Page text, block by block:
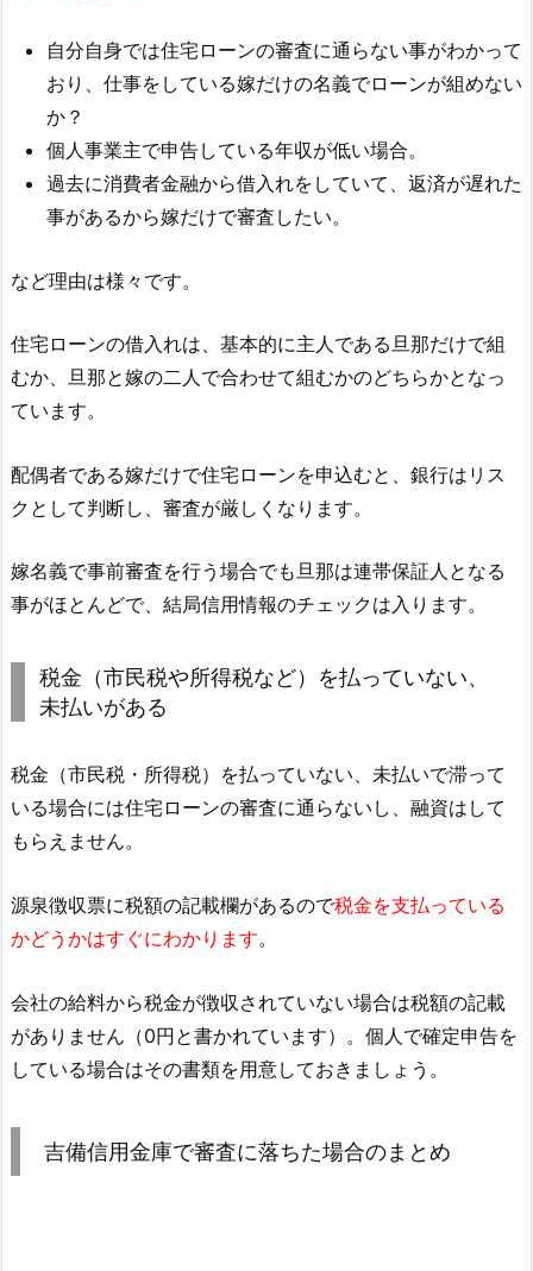
自分自身では住宅ローンの審査に通らない事がわかって
おり、仕事をしている嫁だけの名義でローンが組めない
か？
個人事業主で申告している年収が低い場合。
過去に消費者金融から借入れをしていて、返済が遅れた
事があるから嫁だけで審査したい。
など理由は様々です。
住宅ローンの借入れは、基本的に主人である旦那だけで組
むか、旦那と嫁の二人で合わせて組むかのどちらかとなっ
ています。
配偶者である嫁だけで住宅ローンを申込むと、銀行はリス
クとして判断し、審査が厳しくなります。
嫁名義で事前審査を行う場合でも旦那は連帯保証人となる
事がほとんどで、結局信用情報のチェックは入ります。
税金（市民税や所得税など）を払っていない、
未払いがある
税金（市民税・所得税）を払っていない、未払いで滞って
いる場合には住宅ローンの審査に通らないし、融資はして
もらえません。
源泉徴収票に税額の記載欄があるので税金を支払っている
かどうかはすぐにわかります。
会社の給料から税金が徴収されていない場合は税額の記載
がありません（0円と書かれています）。個人で確定申告を
している場合はその書類を用意しておきましょう。
吉備信用金庫で審査に落ちた場合のまとめ